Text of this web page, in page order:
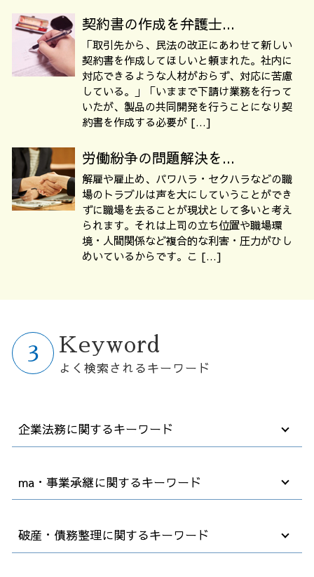
契約書の作成を弁護士...
「取引先から、民法の改正にあわせて新しい
契約書を作成してほしいと頼まれた。社内に
対応できるような人材がおらず、対応に苦慮
している。」「いままで下請け業務を行って
いたが、製品の共同開発を行うことになり契
約書を作成する必要が […]
労働紛争の問題解決を...
解雇や雇止め、パワハラ・セクハラなどの職
場のトラブルは声を大にしていうことができ
ずに職場を去ることが現状として多いと考え
られます。それは上司の立ち位置や職場環
境・人間関係など複合的な利害・圧力がひし
めいているからです。こ […]
Keyword
よく検索されるキーワード
企業法務に関するキーワード
退職 話し方
企業法務 臨床法務
無断欠勤 懲戒解雇
契約書 訂正
ma・事業承継に関するキーワード
企業 買収方法
コンサル m&a
破産・債務整理に関するキーワード